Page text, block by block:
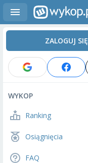
ZALOGUJ SIĘ
WYKOP
Ranking
Osiągnięcia
FAQ